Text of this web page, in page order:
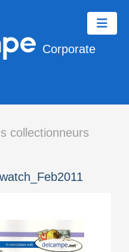
Corporate
collectionneurs